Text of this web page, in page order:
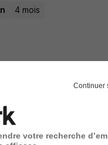
4 mois
- Intérim -
Continuer
votre recherche